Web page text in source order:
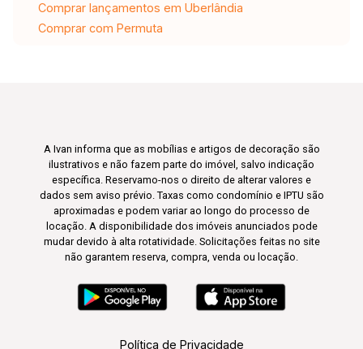
Comprar lançamentos em Uberlândia
Comprar com Permuta
A Ivan informa que as mobílias e artigos de decoração são
ilustrativos e não fazem parte do imóvel, salvo indicação
específica. Reservamo-nos o direito de alterar valores e
dados sem aviso prévio. Taxas como condomínio e IPTU são
aproximadas e podem variar ao longo do processo de
locação. A disponibilidade dos imóveis anunciados pode
mudar devido à alta rotatividade. Solicitações feitas no site
não garantem reserva, compra, venda ou locação.
Política de Privacidade